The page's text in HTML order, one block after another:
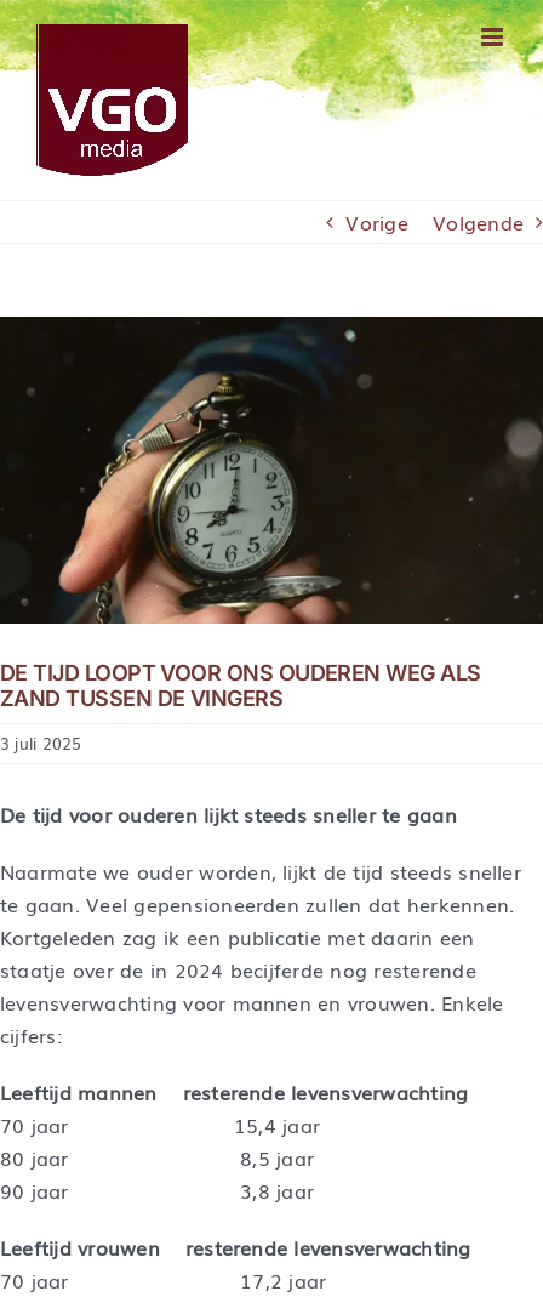
Ga
naar
inhoud
Vorige Volgende
DE TIJD LOOPT VOOR ONS OUDEREN WEG ALS
ZAND TUSSEN DE VINGERS
3 juli 2025
De tijd voor ouderen lijkt steeds sneller te gaan
Naarmate we ouder worden, lijkt de tijd steeds sneller
te gaan. Veel gepensioneerden zullen dat herkennen.
Kortgeleden zag ik een publicatie met daarin een
staatje over de in 2024 becijferde nog resterende
levensverwachting voor mannen en vrouwen. Enkele
cijfers:
Leeftijd mannen resterende levensverwachting
70 jaar 15,4 jaar
80 jaar 8,5 jaar
90 jaar 3,8 jaar
Leeftijd vrouwen resterende levensverwachting
70 jaar 17,2 jaar